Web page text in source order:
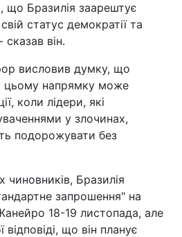
що Бразилія заарештує
статус демократії та
він.
висловив думку, що
цьому напрямку може
коли лідери, які
у злочинах,
подорожувати без
чиновників, Бразилія
запрошення" на
18-19 листопада, але
що він планує